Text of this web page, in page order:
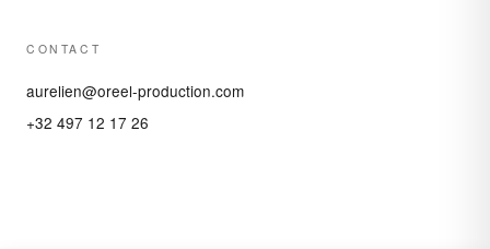
CONTACT
aurelien@oreel-production.com
+32 497 12 17 26